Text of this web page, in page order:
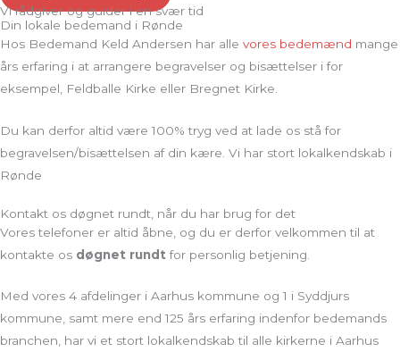
Vi rådgiver og guider i en svær tid
Din lokale bedemand i Rønde
Hos Bedemand Keld Andersen har alle vores bedemænd mange
års erfaring i at arrangere begravelser og bisættelser i for
eksempel, Feldballe Kirke eller Bregnet Kirke.
Du kan derfor altid være 100% tryg ved at lade os stå for
begravelsen/bisættelsen af din kære. Vi har stort lokalkendskab i
Rønde
Kontakt os døgnet rundt, når du har brug for det
Vores telefoner er altid åbne, og du er derfor velkommen til at
kontakte os døgnet rundt for personlig betjening.
Med vores 4 afdelinger i Aarhus kommune og 1 i Syddjurs
kommune, samt mere end 125 års erfaring indenfor bedemands
branchen, har vi et stort lokalkendskab til alle kirkerne i Aarhus